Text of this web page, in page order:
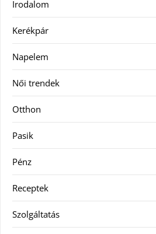
Irodalom
Kerékpár
Napelem
Női trendek
Otthon
Pasik
Pénz
Receptek
Szolgáltatás